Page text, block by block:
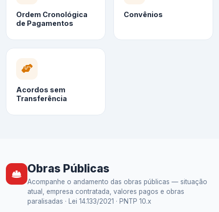
Ordem Cronológica
de Pagamentos
Convênios
Acordos sem
Transferência
Obras Públicas
Acompanhe o andamento das obras públicas — situação
atual, empresa contratada, valores pagos e obras
paralisadas · Lei 14.133/2021 · PNTP 10.x